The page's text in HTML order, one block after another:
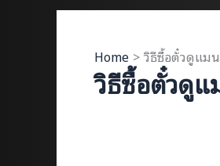
Home วิธีซื้อตั๋วดูแม
วิธีซื้อตั๋วดูแ